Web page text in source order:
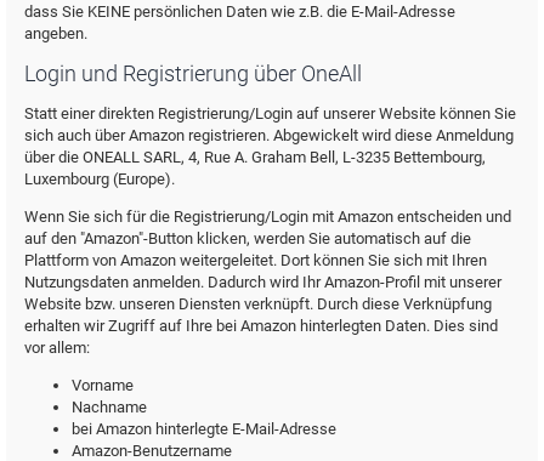
dass Sie KEINE persönlichen Daten wie z.B. die E-Mail-Adresse
angeben.
Login und Registrierung über OneAll
Statt einer direkten Registrierung/Login auf unserer Website können Sie
sich auch über Amazon registrieren. Abgewickelt wird diese Anmeldung
über die ONEALL SARL, 4, Rue A. Graham Bell, L-3235 Bettembourg,
Luxembourg (Europe).
Wenn Sie sich für die Registrierung/Login mit Amazon entscheiden und
auf den "Amazon"-Button klicken, werden Sie automatisch auf die
Plattform von Amazon weitergeleitet. Dort können Sie sich mit Ihren
Nutzungsdaten anmelden. Dadurch wird Ihr Amazon-Profil mit unserer
Website bzw. unseren Diensten verknüpft. Durch diese Verknüpfung
erhalten wir Zugriff auf Ihre bei Amazon hinterlegten Daten. Dies sind
vor allem:
Vorname
Nachname
bei Amazon hinterlegte E-Mail-Adresse
Amazon-Benutzername